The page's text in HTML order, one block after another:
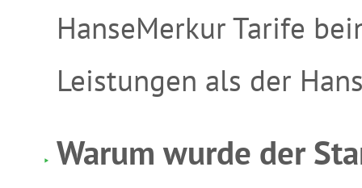
HanseMerkur Tarife
Leistungen als der
Warum wurde der